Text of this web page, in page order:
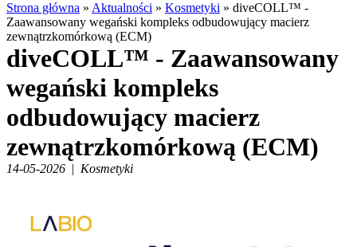
Strona główna » Aktualności » Kosmetyki » diveCOLL™ -
Zaawansowany wegański kompleks odbudowujący macierz
zewnątrzkomórkową (ECM)
diveCOLL™ - Zaawansowany
wegański kompleks
odbudowujący macierz
zewnątrzkomórkową (ECM)
14-05-2026 | Kosmetyki